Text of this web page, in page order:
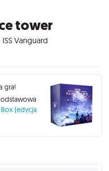
tower
Vanguard
gra!
(edycja